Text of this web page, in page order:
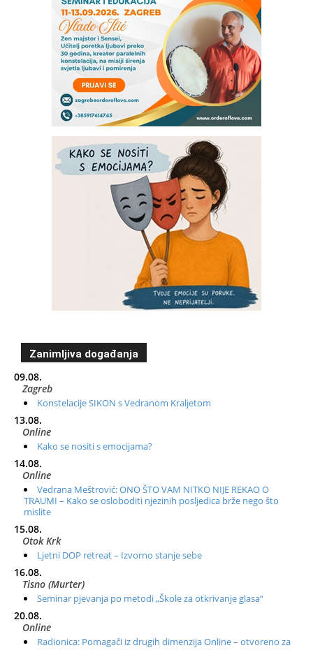
Zanimljiva događanja
09.08.
Zagreb
Konstelacije SIKON s Vedranom Kraljetom
13.08.
Online
Kako se nositi s emocijama?
14.08.
Online
Vedrana Meštrović: ONO ŠTO VAM NITKO NIJE REKAO O
TRAUMI – Kako se osloboditi njezinih posljedica brže nego što
mislite
15.08.
Otok Krk
Ljetni DOP retreat – Izvorno stanje sebe
16.08.
Tisno (Murter)
Seminar pjevanja po metodi „Škole za otkrivanje glasa“
20.08.
Online
Radionica: Pomagači iz drugih dimenzija Online – otvoreno za